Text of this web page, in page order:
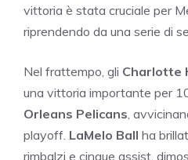
vittoria è stata cruciale per
riprendendo da una serie di
Nel frattempo, gli Charlotte
una vittoria importante per
Orleans Pelicans ,
playoff. LaMelo Ball ha
rimbalzi e cinque assist,